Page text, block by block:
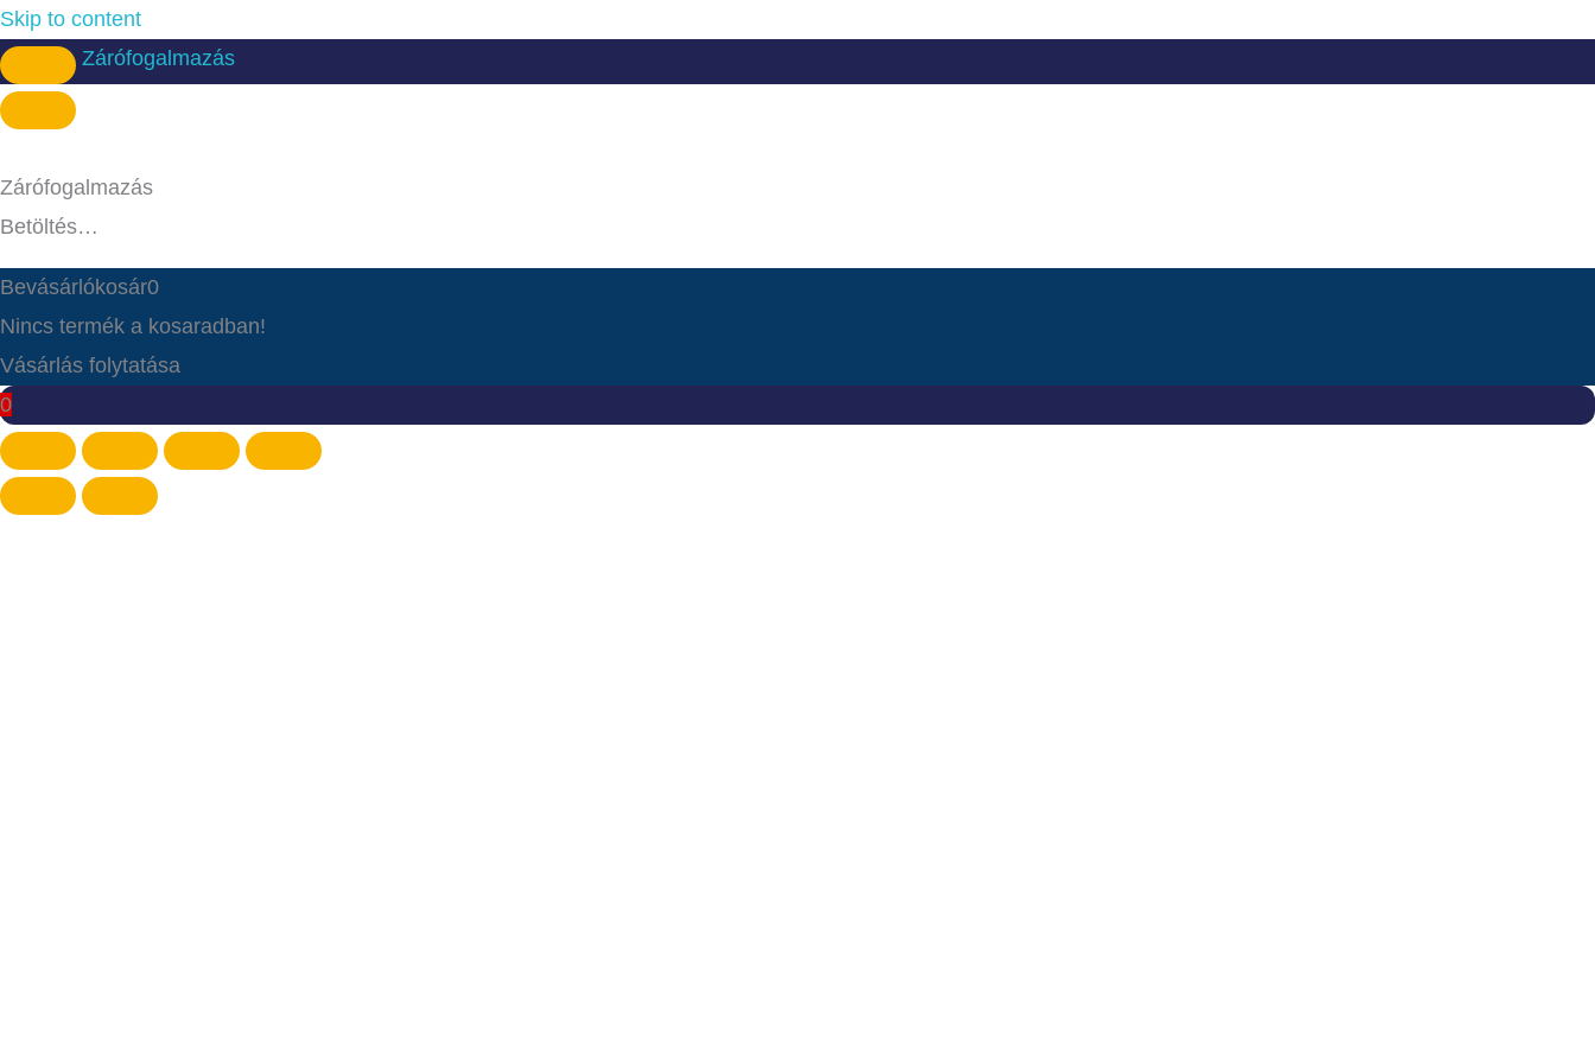
Skip to content
Zárófogalmazás
Zárófogalmazás
Betöltés…
Bevásárlókosár0
Nincs termék a kosaradban!
Vásárlás folytatása
0